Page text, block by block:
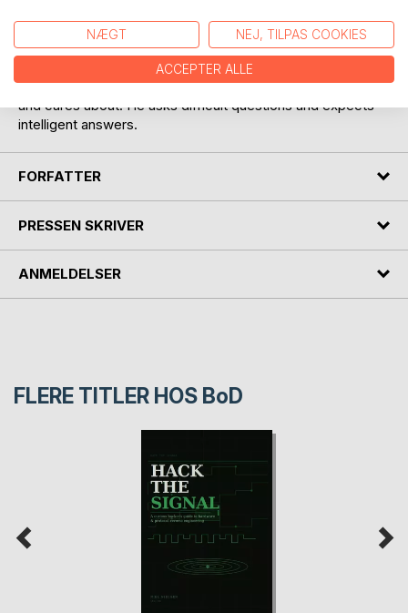
In 1941 Paul's family move to the countryside in northern
California, for the duration of the war. Later in life, Paul
begins to worry about the future of the world that he knows
and cares about. He asks difficult questions and expects
intelligent answers.
FORFATTER
PRESSEN SKRIVER
ANMELDELSER
FLERE TITLER HOS BoD
NÆGT NEJ, TILPAS COOKIES
ACCEPTER ALLE